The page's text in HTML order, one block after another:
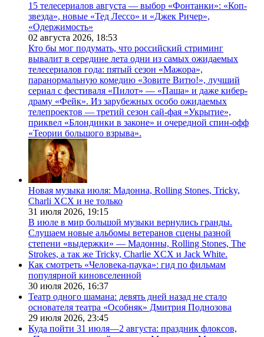
15 телесериалов августа — выбор «Фонтанки»: «Коп-
звезда», новые «Тед Лессо» и «Джек Ричер»,
«Одержимость»
02 августа 2026, 18:53
Кто бы мог подумать, что российский стриминг
вывалит в середине лета одни из самых ожидаемых
телесериалов года: пятый сезон «Мажора»,
паранормальную комедию «Зовите Витю!», лучший
сериал с фестиваля «Пилот» — «Паша» и даже кибер-
драму «Фейк». Из зарубежных особо ожидаемых
телепроектов — третий сезон сай-фая «Укрытие»,
приквел «Блондинки в законе» и очередной спин-офф
«Теории большого взрыва».
Новая музыка июля: Мадонна, Rolling Stones, Tricky,
Charli XCX и не только
31 июля 2026, 19:15
В июле в мир большой музыки вернулись гранды.
Слушаем новые альбомы ветеранов сцены разной
степени «выдержки» — Мадонны, Rolling Stones, The
Strokes, а так же Tricky, Charlie XCX и Jack White.
Как смотреть «Человека-паука»: гид по фильмам
популярной киновселенной
30 июля 2026, 16:37
Театр одного шамана: девять дней назад не стало
основателя театра «Особняк» Дмитрия Поднозова
29 июля 2026, 23:45
Куда пойти 31 июля—2 августа: праздник флоксов,